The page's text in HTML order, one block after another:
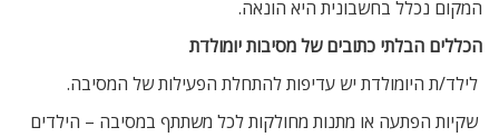
המקום נכלל בחשבונית היא הונאה.
הכללים הבלתי כתובים של מסיבות יומולדת
 לילד/ת היומולדת יש עדיפות להתחלת הפעילות של המסיבה.
 שקיות הפתעה או מתנות מחולקות לכל משתתף במסיבה – הילדים